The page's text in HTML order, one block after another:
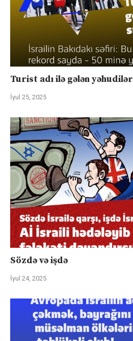
Turist adı ilə gələn yəhudilər
İyul 25, 2025
Sözdə və işdə
İyul 24, 2025